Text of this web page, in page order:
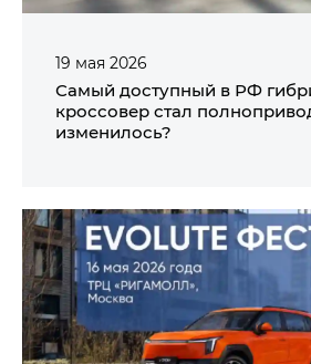
19 мая 2026
Самый доступный в РФ
кроссовер стал
изменилось?